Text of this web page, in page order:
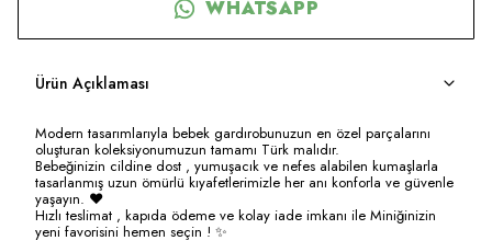
WHATSAPP
Ürün Açıklaması
Modern tasarımlarıyla bebek gardırobunuzun en özel parçalarını
oluşturan koleksiyonumuzun tamamı Türk malıdır.
Bebeğinizin cildine dost , yumuşacık ve nefes alabilen kumaşlarla
tasarlanmış uzun ömürlü kıyafetlerimizle her anı konforla ve güvenle
yaşayın. ❤️
Hızlı teslimat , kapıda ödeme ve kolay iade imkanı ile Miniğinizin
yeni favorisini hemen seçin ! ✨